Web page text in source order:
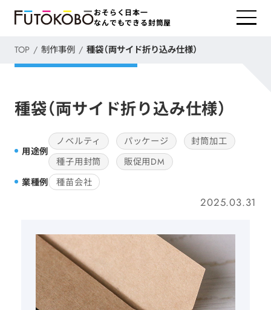
おそらく日本一
なんでもできる封筒屋
TOP 制作事例 種袋（両サイド折り込み仕様）
種袋（両サイド折り込み仕様）
用途例
ノベルティ パッケージ
封筒加工
種子用封筒
販促用DM
業種例
種苗会社
2025.03.31